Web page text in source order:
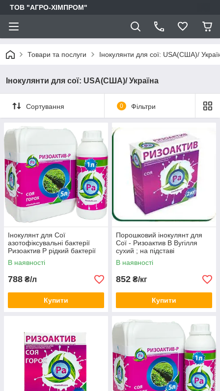
ТОВ "АГРО-ХІМПРОМ"
Товари та послуги Інокулянти для сої: USA(США)/
Інокулянти для сої: USA(США)/ Україна
Сортування 0 Фільтри
Інокулянт для Сої
азотофіксувальні бактерії
Ризоактив Р рідкий бактерії
для насіння
В наявності
788 ₴/л
Купити
Порошковий інокулянт для
Сої - Ризоактив В Вугілля
сухий ; на підставі
активованого вугілля
В наявності
852 ₴/кг
Купити